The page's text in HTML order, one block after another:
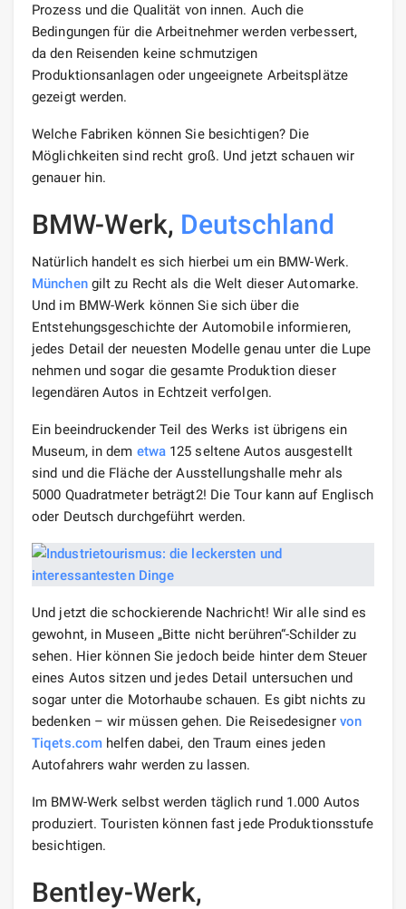
Prozess und die Qualität von innen. Auch die
Bedingungen für die Arbeitnehmer werden verbessert,
da den Reisenden keine schmutzigen
Produktionsanlagen oder ungeeignete Arbeitsplätze
gezeigt werden.
Welche Fabriken können Sie besichtigen? Die
Möglichkeiten sind recht groß. Und jetzt schauen wir
genauer hin.
BMW-Werk, Deutschland
Natürlich handelt es sich hierbei um ein BMW-Werk.
Münchengilt zu Recht als die Welt dieser Automarke.
Und im BMW-Werk können Sie sich über die
Entstehungsgeschichte der Automobile informieren,
jedes Detail der neuesten Modelle genau unter die Lupe
nehmen und sogar die gesamte Produktion dieser
legendären Autos in Echtzeit verfolgen.
Ein beeindruckender Teil des Werks ist übrigens ein
Museum, in dem etwa125 seltene Autos ausgestellt
sind und die Fläche der Ausstellungshalle mehr als
5000 Quadratmeter beträgt2! Die Tour kann auf Englisch
oder Deutsch durchgeführt werden.
Und jetzt die schockierende Nachricht! Wir alle sind es
gewohnt, in Museen „Bitte nicht berühren“-Schilder zu
sehen. Hier können Sie jedoch beide hinter dem Steuer
eines Autos sitzen und jedes Detail untersuchen und
sogar unter die Motorhaube schauen. Es gibt nichts zu
bedenken – wir müssen gehen. Die Reisedesigner von
Tiqets.com helfen dabei, den Traum eines jeden
Autofahrers wahr werden zu lassen.
Im BMW-Werk selbst werden täglich rund 1.000 Autos
produziert. Touristen können fast jede Produktionsstufe
besichtigen.
Bentley-Werk,